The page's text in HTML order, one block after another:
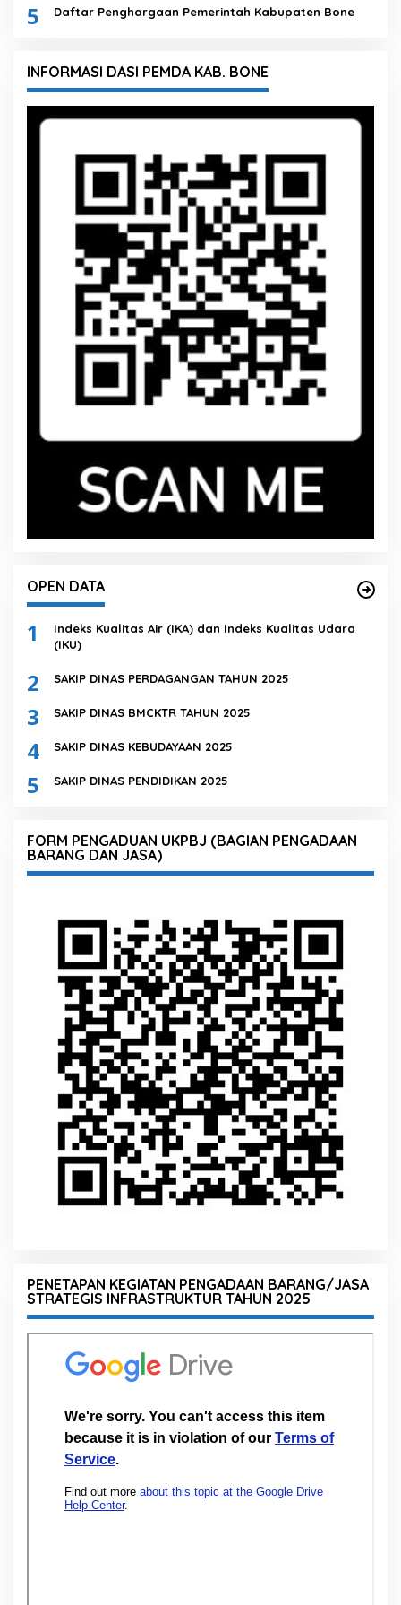
5 Daftar Penghargaan Pemerintah Kabupaten Bone
INFORMASI DASI PEMDA KAB. BONE
OPEN DATA
1
Indeks Kualitas Air (IKA) dan Indeks Kualitas Udara
(IKU)
2 SAKIP DINAS PERDAGANGAN TAHUN 2025
3 SAKIP DINAS BMCKTR TAHUN 2025
4 SAKIP DINAS KEBUDAYAAN 2025
5 SAKIP DINAS PENDIDIKAN 2025
FORM PENGADUAN UKPBJ (BAGIAN PENGADAAN
BARANG DAN JASA)
PENETAPAN KEGIATAN PENGADAAN BARANG/JASA
STRATEGIS INFRASTRUKTUR TAHUN 2025